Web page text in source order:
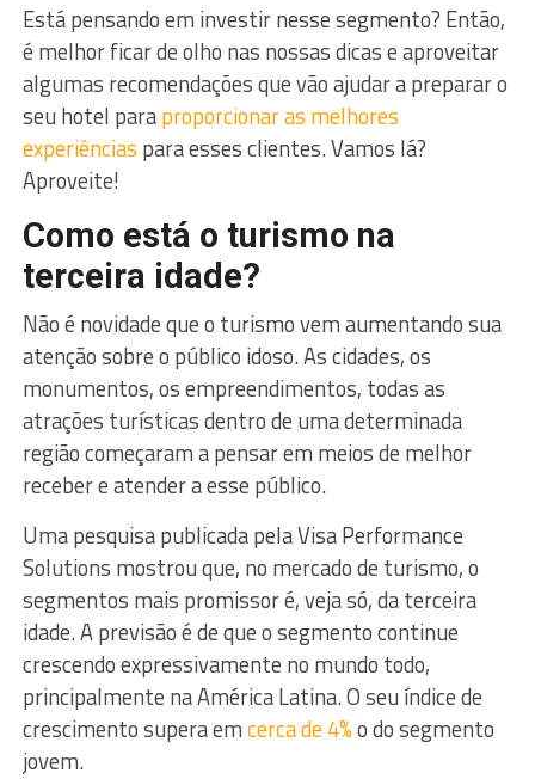
Está pensando em investir nesse segmento? Então,
é melhor ficar de olho nas nossas dicas e aproveitar
algumas recomendações que vão ajudar a preparar o
seu hotel paraproporcionar as melhores
experiências para esses clientes. Vamos lá?
Aproveite!
Como está o turismo na
terceira idade?
Não é novidade que o turismo vem aumentando sua
atenção sobre o público idoso. As cidades, os
monumentos, os empreendimentos, todas as
atrações turísticas dentro de uma determinada
região começaram a pensar em meios de melhor
receber e atender a esse público.
Uma pesquisa publicada pela Visa Performance
Solutions mostrou que, no mercado de turismo, o
segmentos mais promissor é, veja só, da terceira
idade. A previsão é de que o segmento continue
crescendo expressivamente no mundo todo,
principalmente na América Latina. O seu índice de
crescimento supera emcerca de 4%o do segmento
jovem.